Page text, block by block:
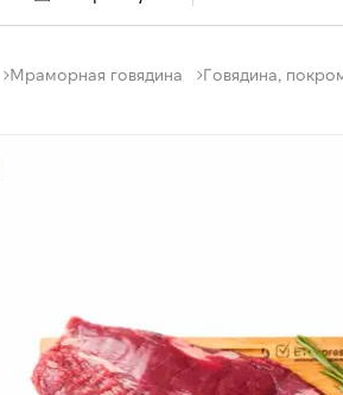
Мраморная говядина Говядина,